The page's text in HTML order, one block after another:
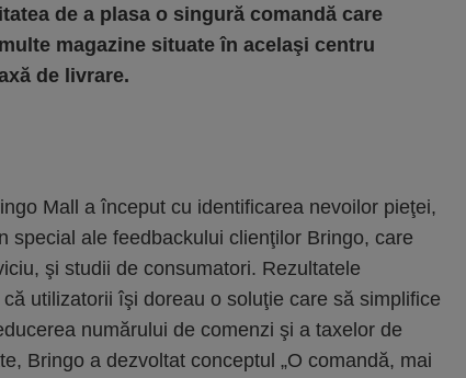
de a plasa o singură comandă care
magazine situate în acelaşi centru
de livrare.
Mall a început cu identificarea nevoilor pieţei,
special ale feedbackului clienţilor Bringo, care
şi studii de consumatori. Rezultatele
utilizatorii îşi doreau o soluţie care să simplifice
numărului de comenzi şi a taxelor de
Bringo a dezvoltat conceptul „O comandă, mai